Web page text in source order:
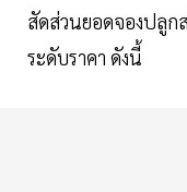
สัดส่วนยอดจองปลูก
ระดับราคา ดังนี้